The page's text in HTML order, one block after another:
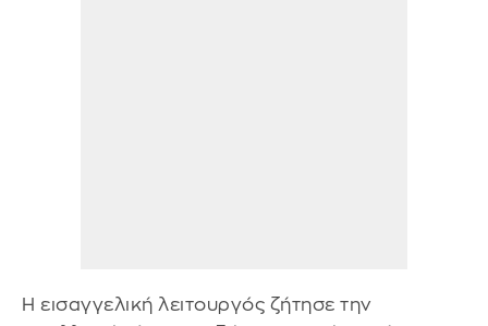
Η εισαγγελική λειτουργός ζήτησε την